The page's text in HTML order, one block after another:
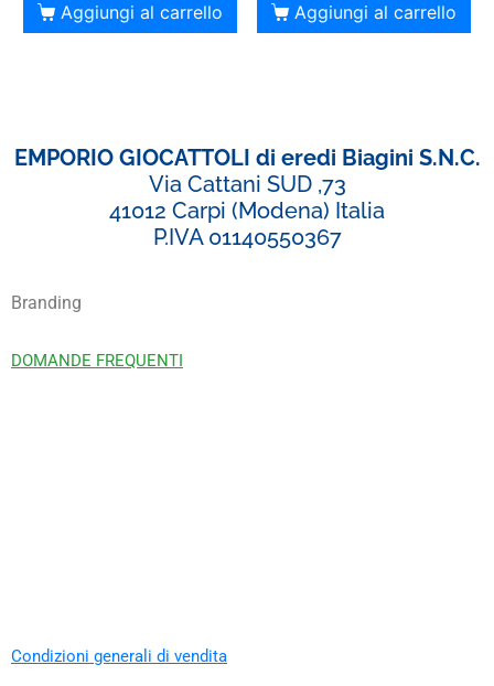
Aggiungi al carrello Aggiungi al carrello
EMPORIO GIOCATTOLI di eredi Biagini S.N.C.
Via Cattani SUD ,73
41012 Carpi (Modena) Italia
P.IVA 01140550367
Branding
DOMANDE FREQUENTI
Condizioni generali di vendita